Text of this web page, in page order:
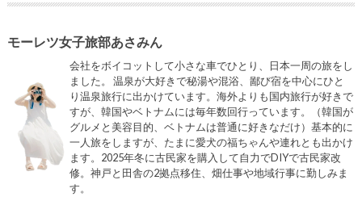
モーレツ女子旅部あさみん
会社をボイコットして小さな車でひとり、日本一周の旅をし
ました。 温泉が大好きで秘湯や混浴、鄙び宿を中心にひと
り温泉旅行に出かけています。海外よりも国内旅行が好きで
すが、韓国やベトナムには毎年数回行っています。（韓国が
グルメと美容目的、ベトナムは普通に好きなだけ）基本的に
一人旅をしますが、たまに愛犬の福ちゃんや連れとも出かけ
ます。2025年冬に古民家を購入して自力でDIYで古民家改
修。神戸と田舎の2拠点移住、畑仕事や地域行事に勤しみま
す。